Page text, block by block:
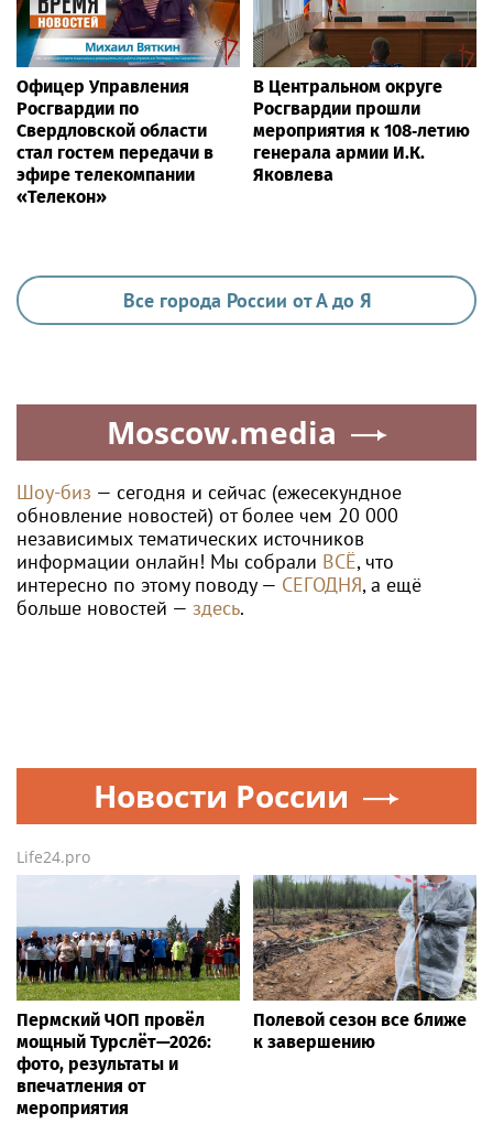
Офицер Управления
Росгвардии по
Свердловской области
стал гостем передачи в
эфире телекомпании
«Телекон»
В Центральном округе
Росгвардии прошли
мероприятия к 108‑летию
генерала армии И.К.
Яковлева
Все города России от А до Я
Moscow.media
Шоу-биз — сегодня и сейчас (ежесекундное
обновление новостей) от более чем 20 000
независимых тематических источников
информации онлайн! Мы собрали ВСЁ, что
интересно по этому поводу — СЕГОДНЯ, а ещё
больше новостей — здесь.
Новости России
Life24.pro
Пермский ЧОП провёл
мощный Турслёт—2026:
фото, результаты и
впечатления от
мероприятия
Полевой сезон все ближе
к завершению